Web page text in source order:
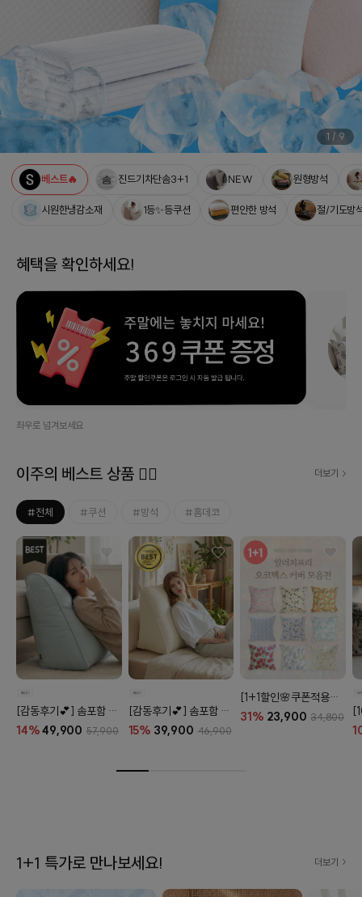
1 / 9
베스트🔥 진드기차단솜3+1 NEW 원형방석
시원한냉감소재 1등✨등쿠션 편안한 방석 절/기도방
혜택을 확인하세요!
좌우로 넘겨보세요
이주의 베스트 상품 ❤‍🔥 더보기
#전체 #쿠션 #방석 #홈데코
[감동후기💕] 솜포함 라운드 탄탄 프리미엄 등쿠션 (26color)
14%49,900 57,900
[감동후기💕] 솜포함 삼각 프리미엄 탄탄 등쿠션 (26color)
15% 39,900 46,900
[1+1할인🌸쿠폰적용X] 오코텍스 플라워 라이프 패턴 20종
31% 23,900 34,800
1+1 특가로 만나보세요! 더보기